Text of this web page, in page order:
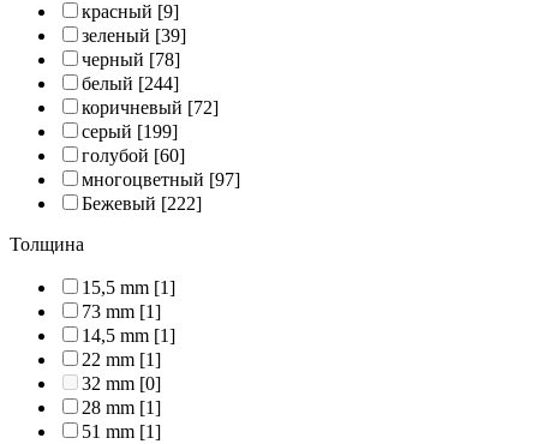
красный [9]
зеленый [39]
черный [78]
белый [244]
коричневый [72]
серый [199]
голубой [60]
многоцветный [97]
Бежевый [222]
Толщина
15,5 mm [1]
73 mm [1]
14,5 mm [1]
22 mm [1]
32 mm [0]
28 mm [1]
51 mm [1]